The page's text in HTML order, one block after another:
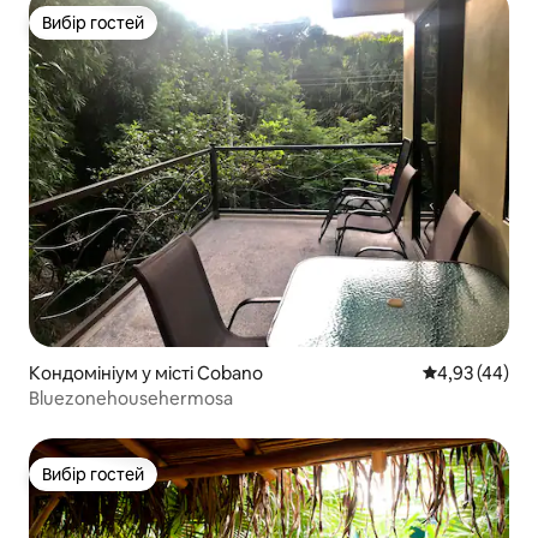
Вибір гостей
Вибір гостей
Кондомініум у місті Cobano Середня
4,93 (44)
Bluezonehousehermosa
Вибір гостей
Вибір гостей